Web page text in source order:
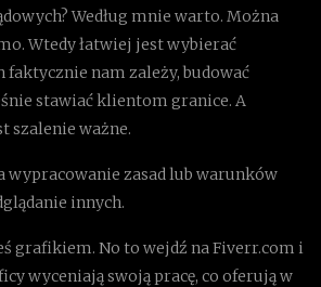
Według mnie warto. Można
Wtedy łatwiej jest wybierać
nam zależy, budować
stawiać klientom granice. A
szalenie ważne.
wypracowanie zasad lub warunków
innych.
grafikiem. No to wejdź na Fiverr.com i
wyceniają swoją pracę, co oferują w